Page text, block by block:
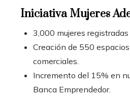
Iniciativa Mujeres
3,000 mujeres
Creación de 550
comerciales.
Incremento del 15% en
Banca Emprendedor.